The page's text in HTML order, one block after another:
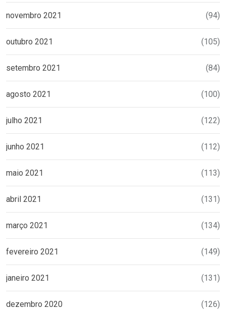
novembro 2021 (94)
outubro 2021 (105)
setembro 2021 (84)
agosto 2021 (100)
julho 2021 (122)
junho 2021 (112)
maio 2021 (113)
abril 2021 (131)
março 2021 (134)
fevereiro 2021 (149)
janeiro 2021 (131)
dezembro 2020 (126)